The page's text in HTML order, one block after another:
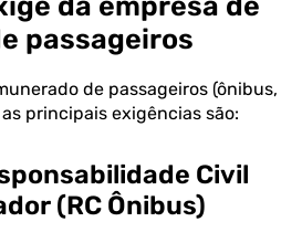
passageiros
de passageiros (ônibus,
principais exigências são:
Civil
(RC Ônibus)